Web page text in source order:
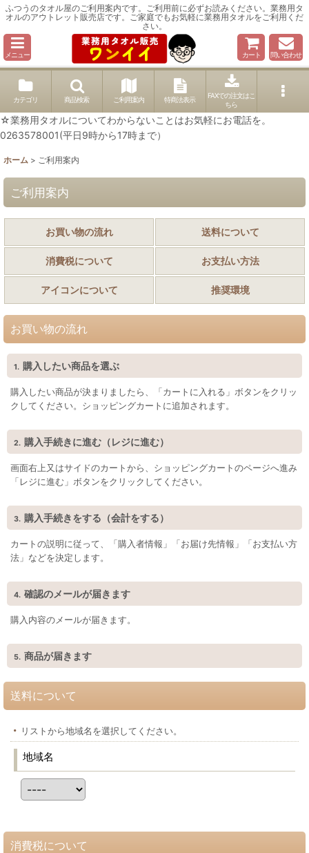
ふつうのタオル屋のご利用案内です。ご利用前に必ずお読みください。業務用タ
オルのアウトレット販売店です。ご家庭でもお気軽に業務用タオルをご利用くだ
さい。
メニュー カート 問い合わせ
カテゴリ 商品検索 ご利用案内 特商法表示
FAXでの注文はこ
ちら
☆業務用タオルについてわからないことはお気軽にお電話を。
0263578001(平日9時から17時まで）
ホーム > ご利用案内
ご利用案内
お買い物の流れ 送料について
消費税について お支払い方法
アイコンについて 推奨環境
お買い物の流れ
1. 購入したい商品を選ぶ
購入したい商品が決まりましたら、「カートに入れる」ボタンをクリッ
クしてください。ショッピングカートに追加されます。
2. 購入手続きに進む（レジに進む）
画面右上又はサイドのカートから、ショッピングカートのページへ進み
「レジに進む」ボタンをクリックしてください。
3. 購入手続きをする（会計をする）
カートの説明に従って、「購入者情報」「お届け先情報」「お支払い方
法」などを決定します。
4. 確認のメールが届きます
購入内容のメールが届きます。
5. 商品が届きます
送料について
リストから地域名を選択してください。
地域名
消費税について